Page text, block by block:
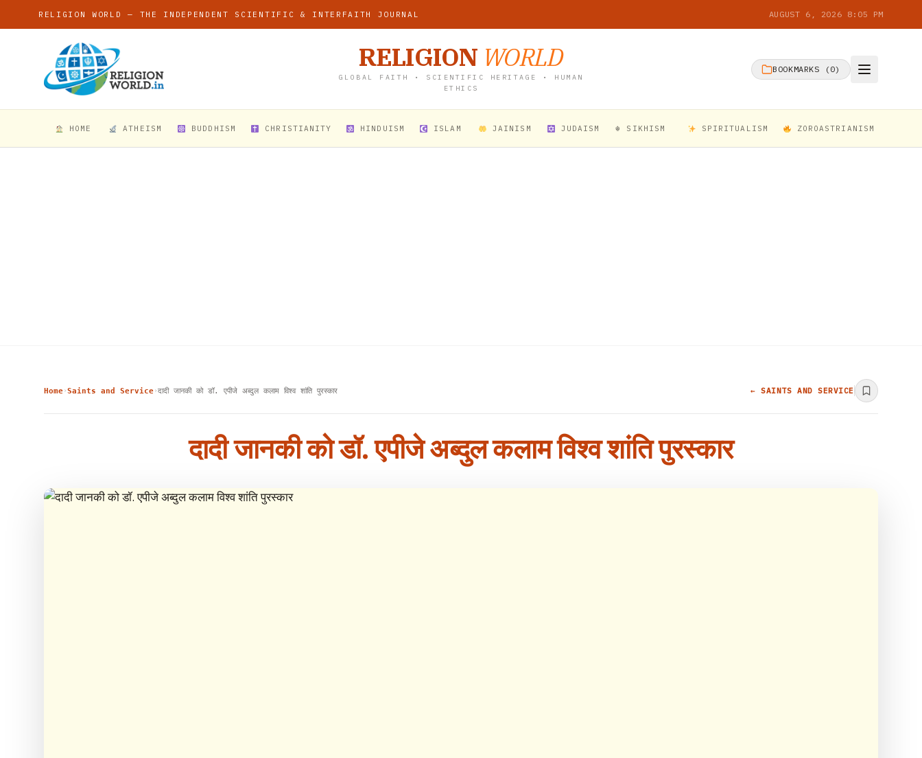
RELIGION WORLD — THE INDEPENDENT SCIENTIFIC & INTERFAITH JOURNAL AUGUST 6, 2026 8:05 PM
RELIGION WORLD
GLOBAL FAITH • SCIENTIFIC HERITAGE • HUMAN
ETHICS
BOOKMARKS ( 0)
HOME ATHEISM BUDDHISM CHRISTIANITY HINDUISM ISLAM JAINISM JUDAISM ☬ SIKHISM SPIRITUALISM ZOROASTRIANISM
Home›Saints and Service›दादी जानकी को डॉ. एपीजे अब्दुल कलाम विश्व शांति पुरस्कार ← SAINTS AND SERVICE
दादी जानकी को डॉ. एपीजे अब्दुल कलाम विश्व शांति पुरस्कार